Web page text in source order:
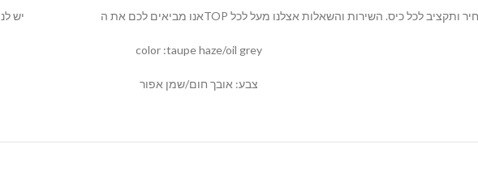
color :taupe haze/oil grey
צבע: אובך חום/שמן אפור